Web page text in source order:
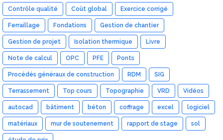
Contrôle qualité Coût global Exercice corrigé
Ferraillage Fondations Gestion de chantier
Gestion de projet Isolation thermique Livre
Note de calcul OPC PFE Ponts
Procédés généraux de construction RDM SIG
Terrassement Top cours Topographie VRD Vidéos
autocad bâtiment béton coffrage excel logiciel
matériaux mur de soutenement rapport de stage sol